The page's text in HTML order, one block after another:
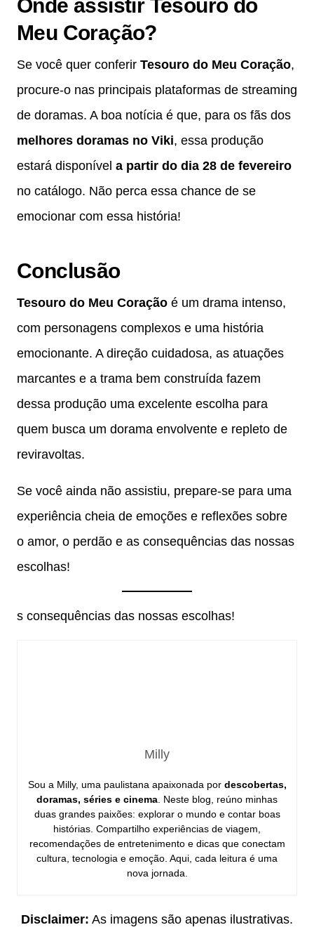
Onde assistir Tesouro do
Meu Coração?
Se você quer conferir Tesouro do Meu Coração,
procure-o nas principais plataformas de streaming
de doramas. A boa notícia é que, para os fãs dos
melhores doramas no Viki, essa produção
estará disponível a partir do dia 28 de fevereiro
no catálogo. Não perca essa chance de se
emocionar com essa história!
Conclusão
Tesouro do Meu Coração é um drama intenso,
com personagens complexos e uma história
emocionante. A direção cuidadosa, as atuações
marcantes e a trama bem construída fazem
dessa produção uma excelente escolha para
quem busca um dorama envolvente e repleto de
reviravoltas.
Se você ainda não assistiu, prepare-se para uma
experiência cheia de emoções e reflexões sobre
o amor, o perdão e as consequências das nossas
escolhas!
s consequências das nossas escolhas!
Milly
Sou a Milly, uma paulistana apaixonada por descobertas,
doramas, séries e cinema. Neste blog, reúno minhas
duas grandes paixões: explorar o mundo e contar boas
histórias. Compartilho experiências de viagem,
recomendações de entretenimento e dicas que conectam
cultura, tecnologia e emoção. Aqui, cada leitura é uma
nova jornada.
Disclaimer: As imagens são apenas ilustrativas.